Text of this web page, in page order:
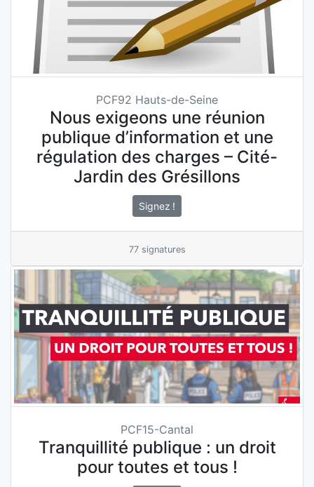
PCF92 Hauts-de-Seine
Nous exigeons une réunion
publique d’information et une
régulation des charges – Cité-
Jardin des Grésillons
Signez !
77 signatures
PCF15-Cantal
Tranquillité publique : un droit
pour toutes et tous !